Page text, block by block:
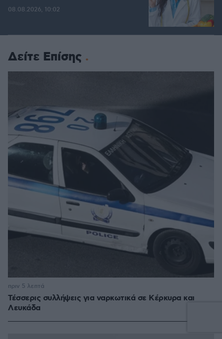
08.08.2026, 10:02
Δείτε Επίσης
Τέσσερις συλλήψεις για ναρκωτικά σε Κέρκυρα και
Λευκάδα
πριν 5 λεπτά